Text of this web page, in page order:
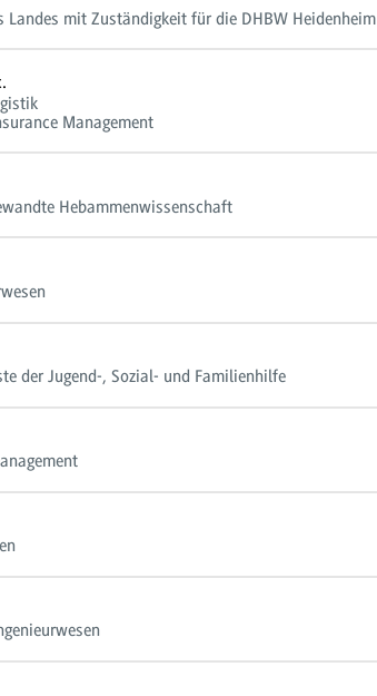
Landes mit Zuständigkeit für die DHBW Heidenheim
Management
Hebammenwissenschaft
der Jugend-, Sozial- und Familienhilfe